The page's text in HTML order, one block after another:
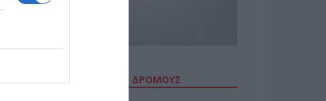
ΔΕΙΤΕ ΤΗΝ ΚΙΝΗΣΗ ΣΤΟΥΣ ΔΡΌΜΟΥΣ